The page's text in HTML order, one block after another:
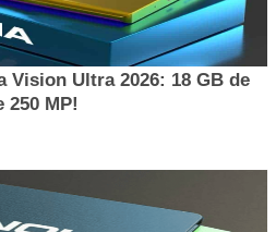
Vision Ultra 2026: 18 GB de
250 MP!